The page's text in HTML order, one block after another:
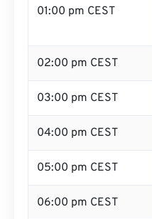
01:00 pm CEST
02:00 pm CEST
03:00 pm CEST
04:00 pm CEST
05:00 pm CEST
06:00 pm CEST